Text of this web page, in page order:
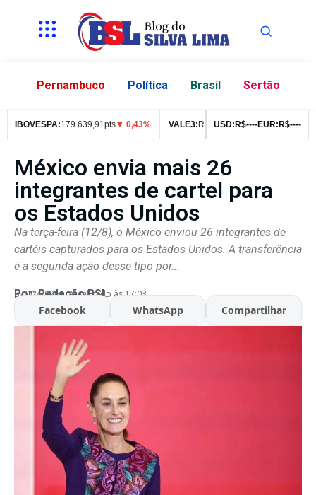
Pernambuco Política Brasil Sertão
IBOVESPA:179.639,91pts▼ 0,43% VALE3:R$76,99▼ 2,49% ITUB4:R$
USD: R$----EUR: R$----
México envia mais 26
integrantes de cartel para
os Estados Unidos
Na terça-feira (12/8), o México enviou 26 integrantes de
cartéis capturados para os Estados Unidos. A transferência
é a segunda ação desse tipo por...
Por:Redação BSL
07/02/2026 Atualizado às 17:03
Facebook WhatsApp Compartilhar